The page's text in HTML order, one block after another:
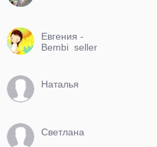
Евгения -
Bembi_seller
Наталья
Светлана